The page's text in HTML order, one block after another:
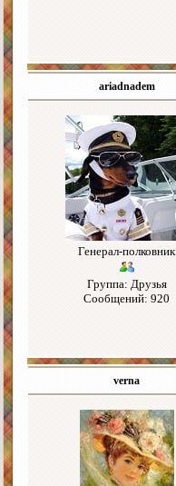
ariadnadem
Генерал-полковник
Группа: Друзья
Сообщений: 920
verna